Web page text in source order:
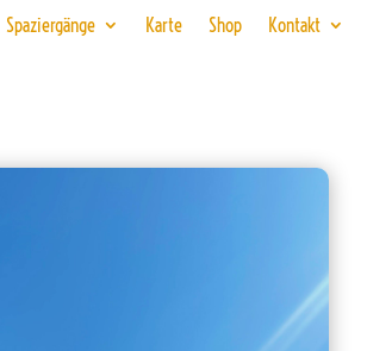
Spaziergänge Karte Shop Kontakt